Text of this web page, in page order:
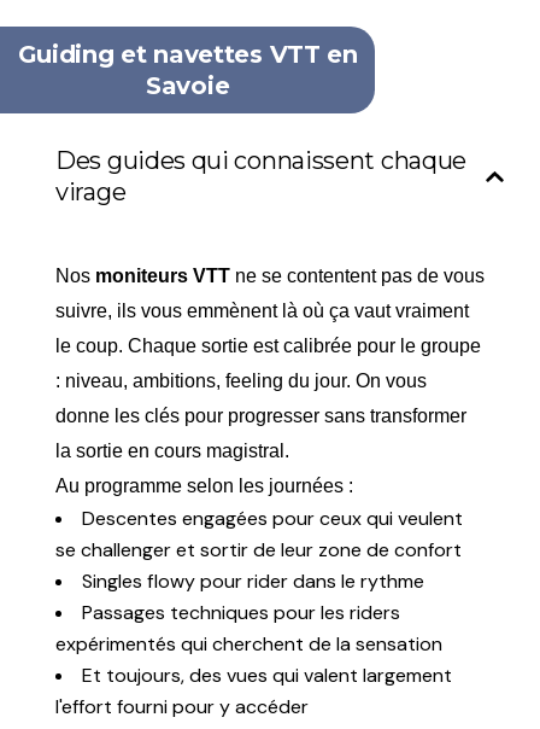
Guiding et navettes VTT en
Savoie
Des guides qui connaissent chaque
virage
Nos moniteurs VTT ne se contentent pas de vous
suivre, ils vous emmènent là où ça vaut vraiment
le coup. Chaque sortie est calibrée pour le groupe
: niveau, ambitions, feeling du jour. On vous
donne les clés pour progresser sans transformer
la sortie en cours magistral.
Au programme selon les journées :
Descentes engagées pour ceux qui veulent
se challenger et sortir de leur zone de confort
Singles flowy pour rider dans le rythme
Passages techniques pour les riders
expérimentés qui cherchent de la sensation
Et toujours, des vues qui valent largement
l'effort fourni pour y accéder